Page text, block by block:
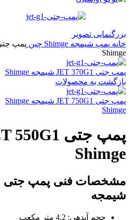
بزرگنمایی تصویر
خانه پمپ شیمجه Shimge چین
Shimge
پمپ جتی JET 370G1 شیمجه Shimge
بازگشت به محصولات
پمپ جتی JET 750G1 شیمجه Shimge
Shimge
Shimge
شیمجه
حجم آبدهی: 4.2 متر مکعب